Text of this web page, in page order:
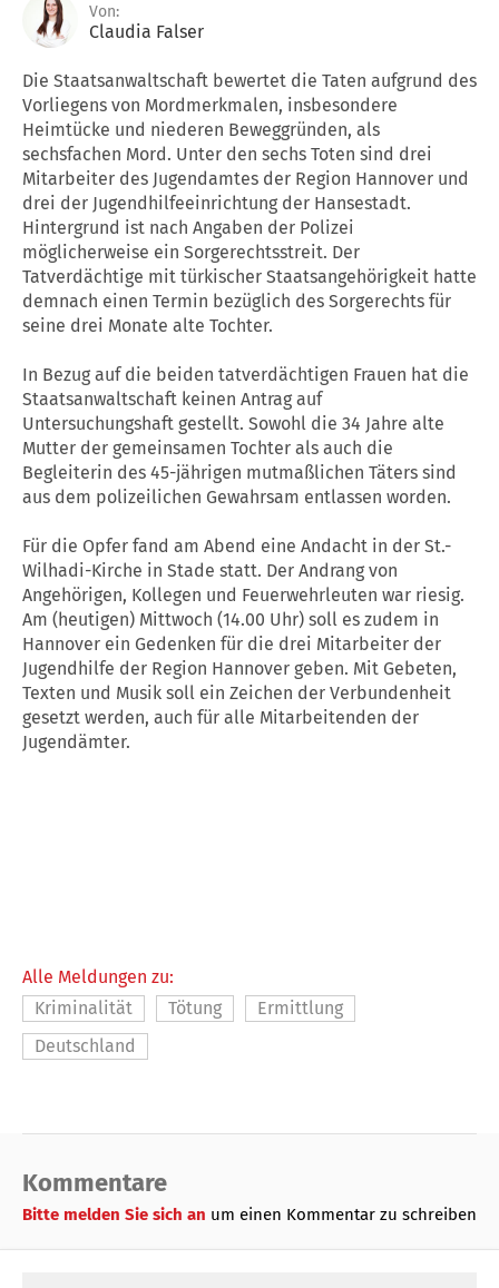
Von:
Claudia Falser
Die Staatsanwaltschaft bewertet die Taten aufgrund des
Vorliegens von Mordmerkmalen, insbesondere
Heimtücke und niederen Beweggründen, als
sechsfachen Mord. Unter den sechs Toten sind drei
Mitarbeiter des Jugendamtes der Region Hannover und
drei der Jugendhilfeeinrichtung der Hansestadt.
Hintergrund ist nach Angaben der Polizei
möglicherweise ein Sorgerechtsstreit. Der
Tatverdächtige mit türkischer Staatsangehörigkeit hatte
demnach einen Termin bezüglich des Sorgerechts für
seine drei Monate alte Tochter.
In Bezug auf die beiden tatverdächtigen Frauen hat die
Staatsanwaltschaft keinen Antrag auf
Untersuchungshaft gestellt. Sowohl die 34 Jahre alte
Mutter der gemeinsamen Tochter als auch die
Begleiterin des 45-jährigen mutmaßlichen Täters sind
aus dem polizeilichen Gewahrsam entlassen worden.
Für die Opfer fand am Abend eine Andacht in der St.-
Wilhadi-Kirche in Stade statt. Der Andrang von
Angehörigen, Kollegen und Feuerwehrleuten war riesig.
Am (heutigen) Mittwoch (14.00 Uhr) soll es zudem in
Hannover ein Gedenken für die drei Mitarbeiter der
Jugendhilfe der Region Hannover geben. Mit Gebeten,
Texten und Musik soll ein Zeichen der Verbundenheit
gesetzt werden, auch für alle Mitarbeitenden der
Jugendämter.
Alle Meldungen zu:
Kriminalität
Tötung
Ermittlung
Deutschland
Kommentare
Bitte melden Sie sich an um einen Kommentar zu schreiben